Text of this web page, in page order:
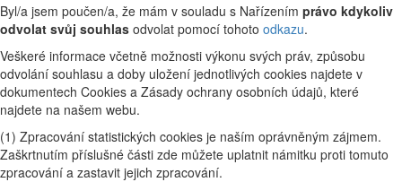
Byl/a jsem poučen/a, že mám v souladu s Nařízením právo kdykoliv
odvolat svůj souhlas odvolat pomocí tohoto odkazu.
Veškeré informace včetně možnosti výkonu svých práv, způsobu
odvolání souhlasu a doby uložení jednotlivých cookies najdete v
dokumentech Cookies a Zásady ochrany osobních údajů, které
najdete na našem webu.
(1) Zpracování statistických cookies je naším oprávněným zájmem.
Zaškrtnutím příslušné části zde můžete uplatnit námitku proti tomuto
zpracování a zastavit jejich zpracování.